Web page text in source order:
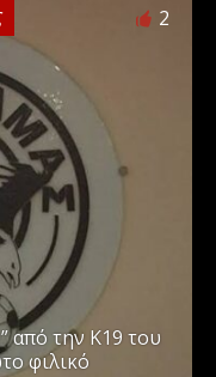
2
από την Κ19 του
φιλικό